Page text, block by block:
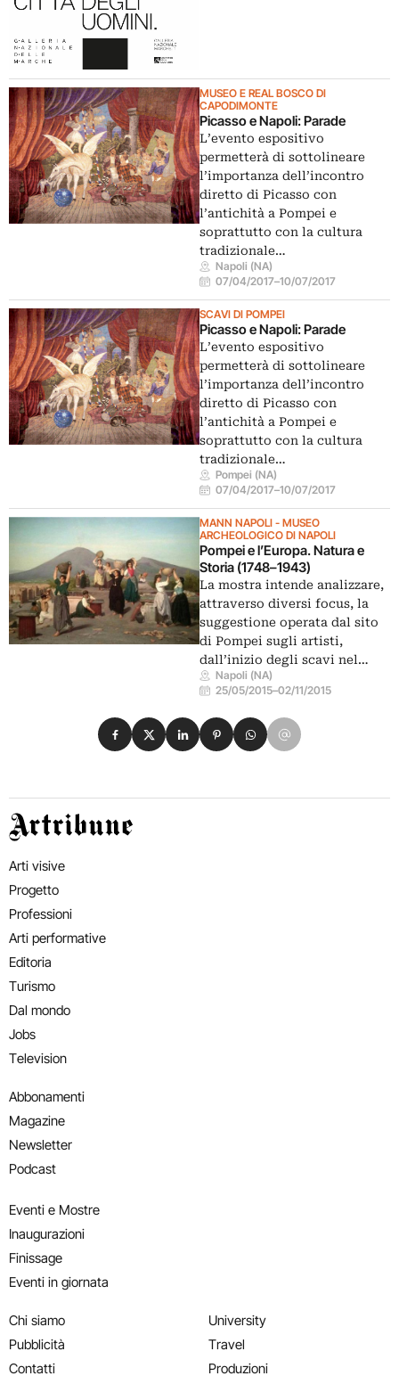
MUSEO E REAL BOSCO DI
CAPODIMONTE
Picasso e Napoli: Parade
L’evento espositivo
permetterà di sottolineare
l’importanza dell’incontro
diretto di Picasso con
l’antichità a Pompei e
soprattutto con la cultura
tradizionale…
Napoli (NA)
07/04/2017–10/07/2017
SCAVI DI POMPEI
Picasso e Napoli: Parade
L’evento espositivo
permetterà di sottolineare
l’importanza dell’incontro
diretto di Picasso con
l’antichità a Pompei e
soprattutto con la cultura
tradizionale…
Pompei (NA)
07/04/2017–10/07/2017
MANN NAPOLI - MUSEO
ARCHEOLOGICO DI NAPOLI
Pompei e l’Europa. Natura e
Storia (1748–1943)
La mostra intende analizzare,
attraverso diversi focus, la
suggestione operata dal sito
di Pompei sugli artisti,
dall’inizio degli scavi nel…
Napoli (NA)
25/05/2015–02/11/2015
Condividi su Facebook
Condividi su X
Condividi su LinkedIn
Condividi su Pinterest
Condividi su WhatsApp
Condividi su Email
Artribune
Arti visive
Progetto
Professioni
Arti performative
Editoria
Turismo
Dal mondo
Jobs
Television
Abbonamenti
Magazine
Newsletter
Podcast
Eventi e Mostre
Inaugurazioni
Finissage
Eventi in giornata
Chi siamo
Pubblicità
Contatti
University
Travel
Produzioni